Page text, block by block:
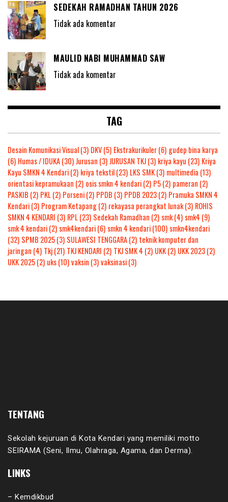
SEDEKAH RAMADHAN TAHUN 2026
Tidak ada komentar
MAULID NABI MUHAMMAD SAW
Tidak ada komentar
TAG
Desain Komunikasi Visual(3) DKV(5) Ekstrakurikuler(6) gudep bina karya
(6) Humas / IDUKA(30)Jurusan (3)JURUSAN TKJ(3) kriya kayu (23) Kriya
Kayu SMKN 4 Kendari(2) kriya tekstil(23) LKS SMK(3) multimedia (13)
orientasi kepramukaan (2) osis smkn 4 kendari(2) P5(2) pameran (2)
PASKIB (2) PKL(2) Porseni(2) PPDB (3) PPDB 2023(2) Pramuka SMKN 4
Kendari(3) Program Ketapang(2) rekayasa perangkat lunak(3) ROHIS
SMKN 4 KENDARI (3) RPL(23) Sedekah Ramadhan (2) smk(4) smk4 (9)
smk 4 kendari(2) smk4kendari(6) smkn 4 kendari(100) smkn4kendari
(32) SPMB 2025(3) SULAWESI TENGGARA(2) teknik komputer dan
jaringan (4) Tkj(21) TKJ KENDARI (2) TKJ SMK 4 (2) UKK(2) UKK 2023(2)
UKK 2025(2) uks(10)vaksin (3)vaksinasi(3)
TENTANG
Sekolah kejuruan di Kota Kendari yang memiliki motto
SEIRAMA (Seni, Ilmu, Olahraga, Agama, dan Derma).
LINKS
– Kemdikbud